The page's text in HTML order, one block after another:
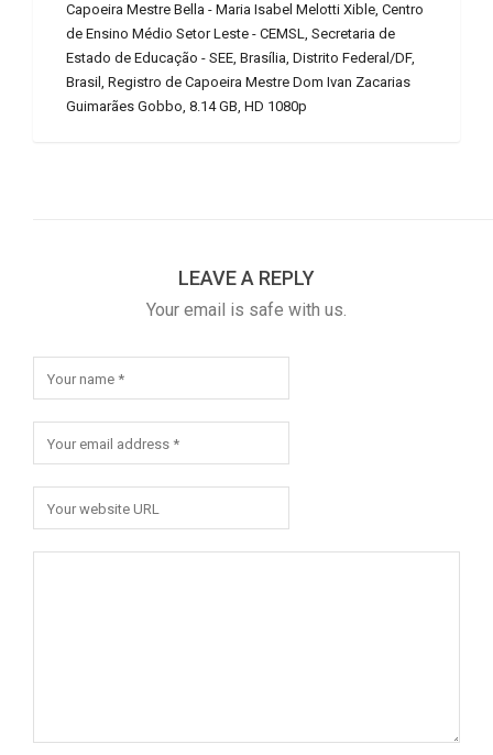
Capoeira Mestre Bella - Maria Isabel Melotti Xible, Centro
de Ensino Médio Setor Leste - CEMSL, Secretaria de
Estado de Educação - SEE, Brasília, Distrito Federal/DF,
Brasil, Registro de Capoeira Mestre Dom Ivan Zacarias
Guimarães Gobbo, 8.14 GB, HD 1080p
LEAVE A REPLY
Your email is safe with us.